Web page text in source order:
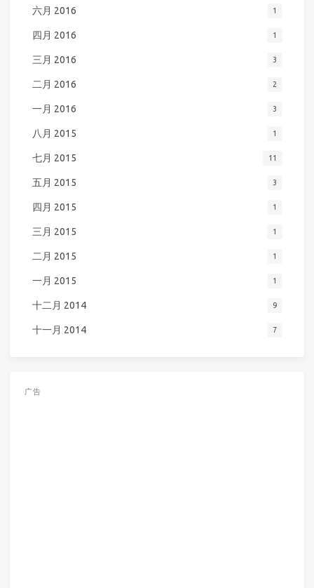
六月 2016 1
四月 2016 1
三月 2016 3
二月 2016 2
一月 2016 3
八月 2015 1
七月 2015 11
五月 2015 3
四月 2015 1
三月 2015 1
二月 2015 1
一月 2015 1
十二月 2014 9
十一月 2014 7
广告